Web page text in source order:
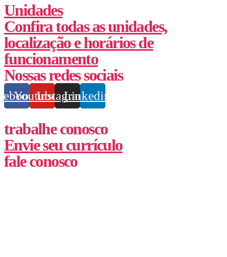
Unidades
Confira todas as unidades,
localização e horários de
funcionamento
Nossas redes sociais
YoutubeInstagram
Linkedin
trabalhe conosco
Envie seu currículo
fale conosco